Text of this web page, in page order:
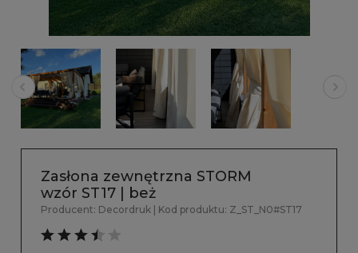
Zasłona zewnętrzna STORM
wzór ST17 | beż
Producent: Decordruk | Kod produktu: Z_ST_N0#ST17